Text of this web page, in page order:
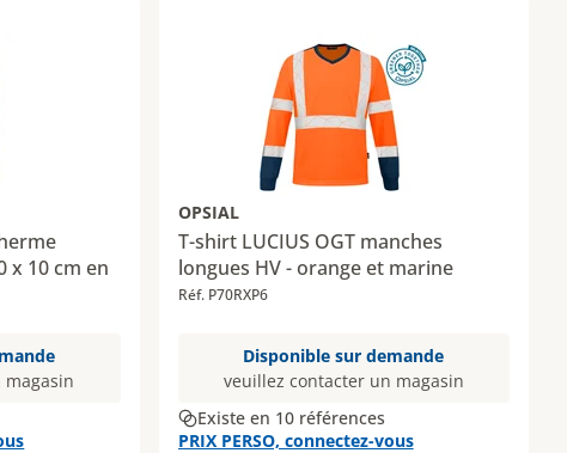
x 10 cm en
OPSIAL
T-shirt LUCIUS OGT manches
longues HV - orange et marine
Réf. P70RXP6
Disponible sur demande
veuillez contacter un magasin
Existe en 10 références
PRIX PERSO, connectez-vous